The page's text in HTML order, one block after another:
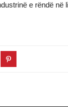
e rëndë në